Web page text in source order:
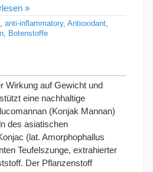
»
anti-inflammatory, Antioxidant
Botenstoffe
Wirkung auf Gewicht und
eine nachhaltige
(Konjak Mannan)
des asiatischen
(lat. Amorphophallus
Teufelszunge, extrahierter
Der Pflanzenstoff